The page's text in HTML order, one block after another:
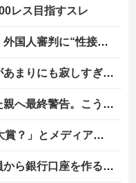
レス目指すスレ
ったのか？」「日本人が言ってたこと正しかったね・・・...
子供を餓死する寸前までネグレクトした挙句……他
告。こうなってもいい？」
コミ殺到、被災地の避難所でカメラまわすのは……
のせいで皮肉すぎる展開に突入しており……